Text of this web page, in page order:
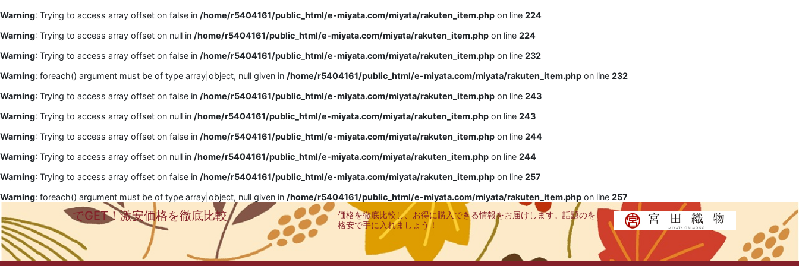
Warning: Trying to access array offset on false in /home/r5404161/public_html/e-miyata.com/miyata/rakuten_item.php on line 224
Warning: Trying to access array offset on null in /home/r5404161/public_html/e-miyata.com/miyata/rakuten_item.php on line 224
Warning: Trying to access array offset on false in /home/r5404161/public_html/e-miyata.com/miyata/rakuten_item.php on line 232
Warning: foreach() argument must be of type array|object, null given in /home/r5404161/public_html/e-miyata.com/miyata/rakuten_item.php on line 232
Warning: Trying to access array offset on false in /home/r5404161/public_html/e-miyata.com/miyata/rakuten_item.php on line 243
Warning: Trying to access array offset on null in /home/r5404161/public_html/e-miyata.com/miyata/rakuten_item.php on line 243
Warning: Trying to access array offset on false in /home/r5404161/public_html/e-miyata.com/miyata/rakuten_item.php on line 244
Warning: Trying to access array offset on null in /home/r5404161/public_html/e-miyata.com/miyata/rakuten_item.php on line 244
Warning: Trying to access array offset on false in /home/r5404161/public_html/e-miyata.com/miyata/rakuten_item.php on line 257
Warning: foreach() argument must be of type array|object, null given in /home/r5404161/public_html/e-miyata.com/miyata/rakuten_item.php on line 257
でGET！激安価格を徹底比較
価格を徹底比較し、お得に購入できる情報をお届けします。話題のを
格安で手に入れましょう！